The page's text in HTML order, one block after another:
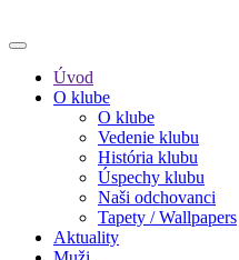
Úvod
O klube
O klube
Vedenie klubu
História klubu
Úspechy klubu
Naši odchovanci
Tapety / Wallpapers
Aktuality